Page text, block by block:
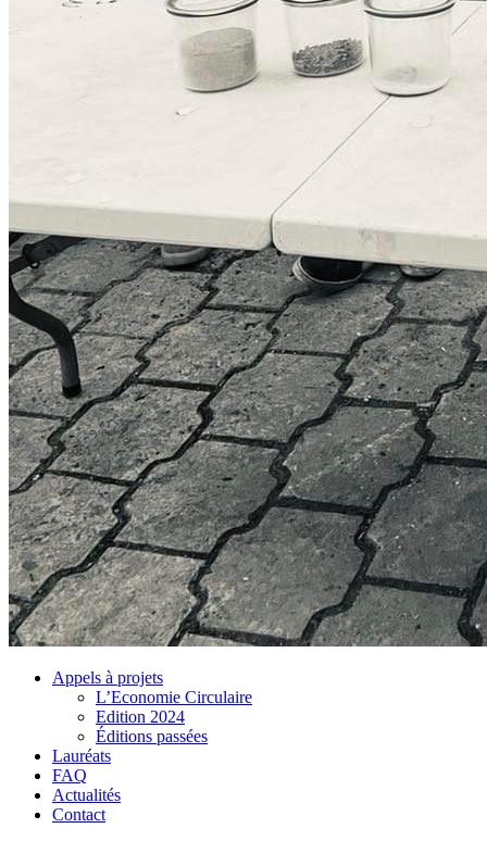
Appels à projets
L’Economie Circulaire
Edition 2024
Éditions passées
Lauréats
FAQ
Actualités
Contact